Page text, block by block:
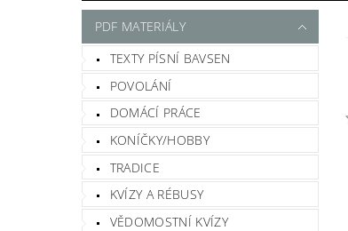
NAPIŠTE MI
PODMÍNKY
PDF MATERIÁLY
TEXTY PÍSNÍ BAVSEN
POVOLÁNÍ
DOMÁCÍ PRÁCE
KONÍČKY/HOBBY
TRADICE
KVÍZY A RÉBUSY
VĚDOMOSTNÍ KVÍZY